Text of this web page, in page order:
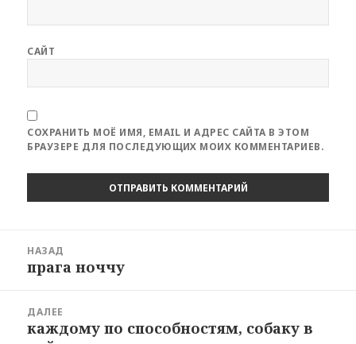
САЙТ
СОХРАНИТЬ МОЁ ИМЯ, EMAIL И АДРЕС САЙТА В ЭТОМ
БРАУЗЕРЕ ДЛЯ ПОСЛЕДУЮЩИХ МОИХ КОММЕНТАРИЕВ.
записям
НАЗАД
Предыдущая
прага ноччу
ДАЛЕЕ
Следующая
каждому по способностям, собаку в